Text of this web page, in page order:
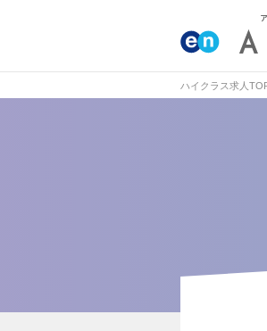
ハイクラス求人